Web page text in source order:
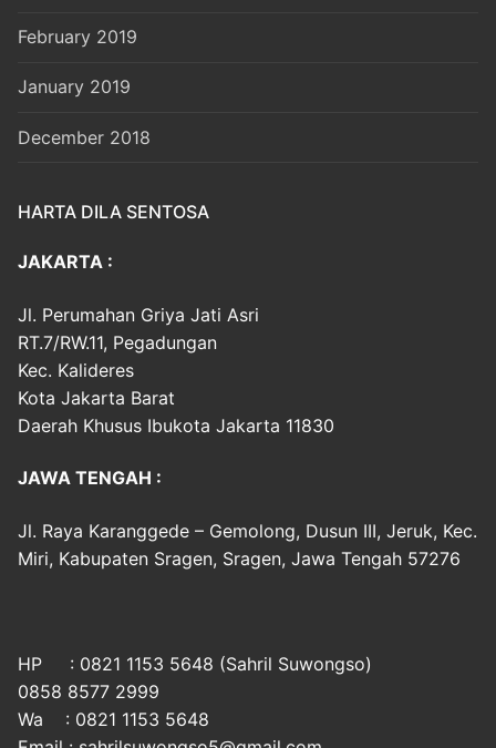
February 2019
January 2019
December 2018
HARTA DILA SENTOSA
JAKARTA :
Jl. Perumahan Griya Jati Asri
RT.7/RW.11, Pegadungan
Kec. Kalideres
Kota Jakarta Barat
Daerah Khusus Ibukota Jakarta 11830
JAWA TENGAH :
Jl. Raya Karanggede – Gemolong, Dusun III, Jeruk, Kec.
Miri, Kabupaten Sragen, Sragen, Jawa Tengah 57276
HP : 0821 1153 5648 (Sahril Suwongso)
0858 8577 2999
Wa : 0821 1153 5648